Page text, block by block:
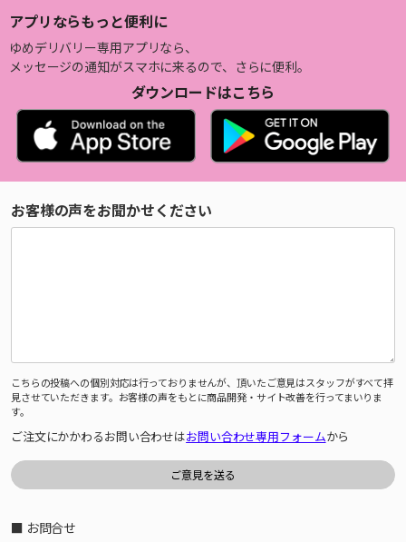
アプリならもっと便利に
ゆめデリバリー専用アプリなら、
メッセージの通知がスマホに来るので、さらに便利。
ダウンロードはこちら
お客様の声をお聞かせください
こちらの投稿への個別対応は行っておりませんが、頂いたご意見はスタッフがすべて拝
見させていただきます。お客様の声をもとに商品開発・サイト改善を行ってまいりま
す。
ご注文にかかわるお問い合わせはお問い合わせ専用フォームから
■ お問合せ